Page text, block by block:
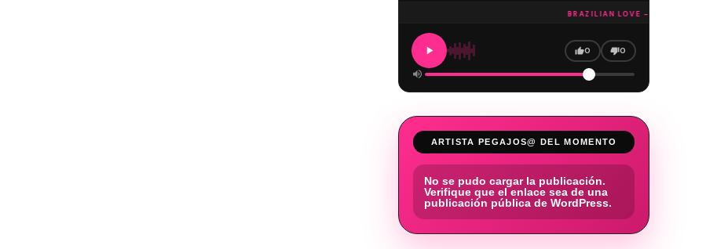
BRAZILIAN LOVE - MIXED ·
0 0
ARTISTA PEGAJOS@ DEL MOMENTO
No se pudo cargar la publicación.
Verifique que el enlace sea de una
publicación pública de WordPress.